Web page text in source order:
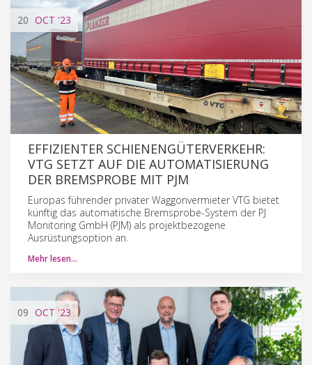
20 OCT '23
EFFIZIENTER SCHIENENGÜTERVERKEHR:
VTG SETZT AUF DIE AUTOMATISIERUNG
DER BREMSPROBE MIT PJM
Europas führender privater Waggonvermieter VTG bietet
künftig das automatische Bremsprobe-System der PJ
Monitoring GmbH (PJM) als projektbezogene
Ausrüstungsoption an.
Mehr lesen…
09 OCT'23